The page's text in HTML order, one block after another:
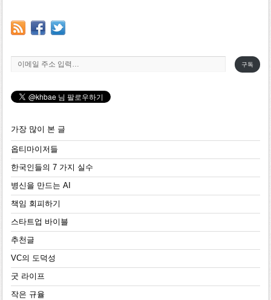
이메일 주소 입력…
구독
가장 많이 본 글
옵티마이저들
한국인들의 7 가지 실수
병신을 만드는 AI
책임 회피하기
스타트업 바이블
추천글
VC의 도덕성
굿 라이프
작은 규율